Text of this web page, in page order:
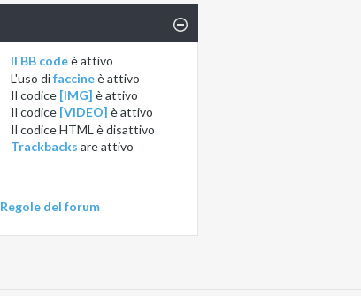
Il BB codeèattivo
L'uso difaccineèattivo
Il codice [IMG] èattivo
Il codice [VIDEO] èattivo
Il codice HTML èdisattivo
Trackbacks areattivo
Regole del forum